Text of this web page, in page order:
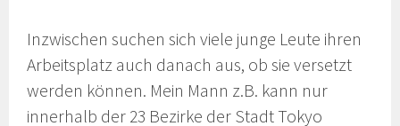
Inzwischen suchen sich viele junge Leute ihren
Arbeitsplatz auch danach aus, ob sie versetzt
werden können. Mein Mann z.B. kann nur
innerhalb der 23 Bezirke der Stadt Tokyo